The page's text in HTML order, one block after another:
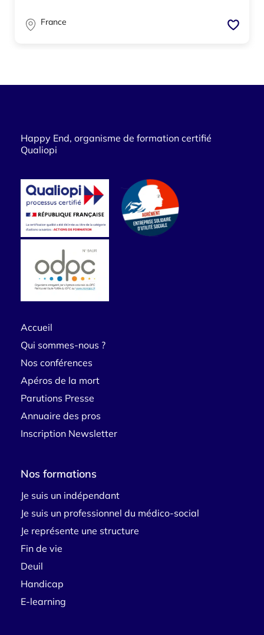
France
Happy End, organisme de formation certifié
Qualiopi
Accueil
Qui sommes-nous ?
Nos conférences
Apéros de la mort
Parutions Presse
Annuaire des pros
Inscription Newsletter
Nos formations
Je suis un indépendant
Je suis un professionnel du médico-social
Je représente une structure
Fin de vie
Deuil
Handicap
E-learning